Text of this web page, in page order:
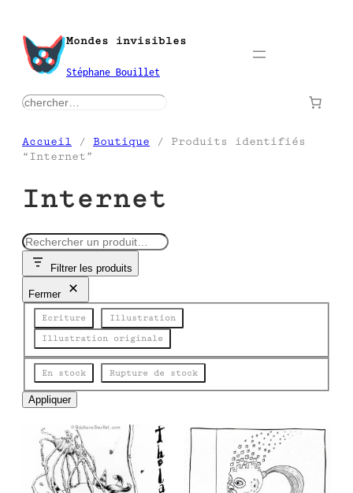
contenu
Mondes invisibles
Stéphane Bouillet
rechercher
Accueil / Boutique / Produits identifiés
“Internet”
Internet
R
e
e
e
Filtrer les produits
Fermer
Catégorie
Ecriture
Illustration
Illustration originale
État
En stock Rupture de stock
Appliquer